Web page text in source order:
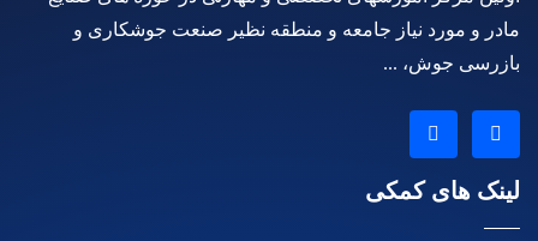
مادر و مورد نیاز جامعه و منطقه نظیر صنعت جوشکاری و
بازرسی جوش، ...
لینک های کمکی